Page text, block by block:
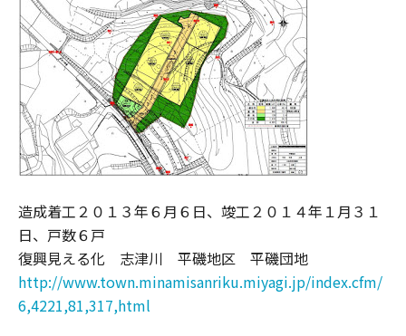
造成着工２０１３年６月６日、竣工２０１４年１月３１
日、戸数６戸
復興見える化 志津川 平磯地区 平磯団地
http://www.town.minamisanriku.miyagi.jp/index.cfm/
6,4221,81,317,html